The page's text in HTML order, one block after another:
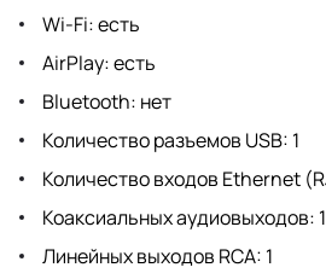
Wi-Fi: есть
AirPlay: есть
Bluetooth: нет
Количество разъемов USB: 1
Количество входов Ethernet
Коаксиальных аудиовыходов: 1
Линейных выходов RCA: 1